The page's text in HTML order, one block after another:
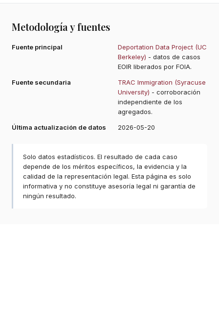
Metodología y fuentes
Fuente principal
Deportation Data Project (UC
Berkeley) - datos de casos
EOIR liberados por FOIA.
Fuente secundaria
TRAC Immigration (Syracuse
University) - corroboración
independiente de los
agregados.
Última actualización de datos
2026-05-20
Solo datos estadísticos. El resultado de cada caso
depende de los méritos específicos, la evidencia y la
calidad de la representación legal. Esta página es solo
informativa y no constituye asesoría legal ni garantía de
ningún resultado.